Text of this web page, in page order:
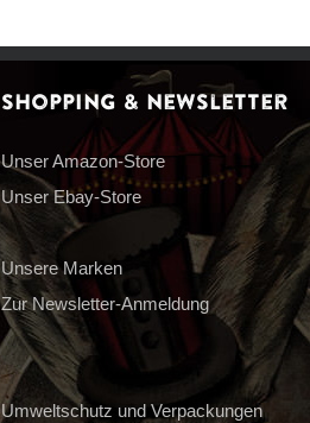
Shopping & Newsletter
Unser Amazon-Store
Unser Ebay-Store
Unsere Marken
Zur Newsletter-Anmeldung
Umweltschutz und Verpackungen